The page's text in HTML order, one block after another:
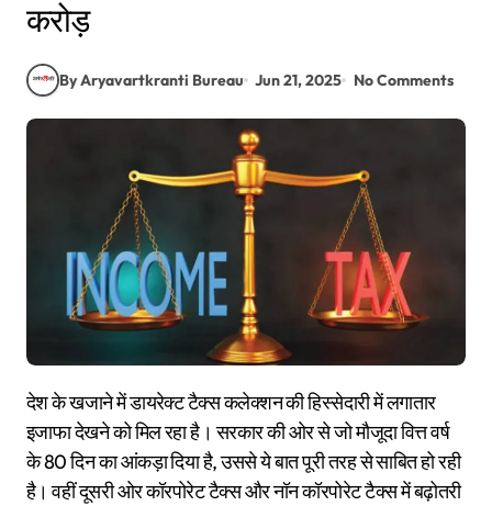
करोड़
By Aryavartkranti Bureau Jun 21, 2025 No Comments
देश के खजाने में डायरेक्ट टैक्स कलेक्शन की हिस्सेदारी में लगातार
इजाफा देखने को मिल रहा है। सरकार की ओर से जो मौजूदा वित्त वर्ष
के 80 दिन का आंकड़ा दिया है, उससे ये बात पूरी तरह से साबित हो रही
है। वहीं दूसरी ओर कॉरपोरेट टैक्स और नॉन कॉरपोरेट टैक्स में बढ़ोतरी